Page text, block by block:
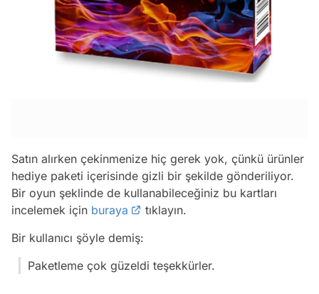
Satın alırken çekinmenize hiç gerek yok, çünkü ürünler
hediye paketi içerisinde gizli bir şekilde gönderiliyor.
Bir oyun şeklinde de kullanabileceğiniz bu kartları
incelemek için buraya
tıklayın.
Bir kullanıcı şöyle demiş:
Paketleme çok güzeldi teşekkürler.